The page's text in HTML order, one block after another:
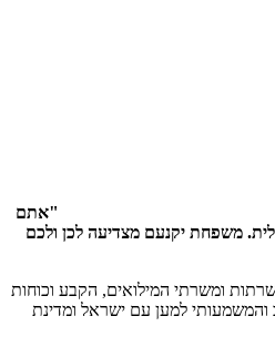
פרס: "אתם
משפחת יקנעם מצדיעה לכן ולכם
ומשרתי המילואים, הקבע וכוחות
והמשמעותי למען עם ישראל ומדינת